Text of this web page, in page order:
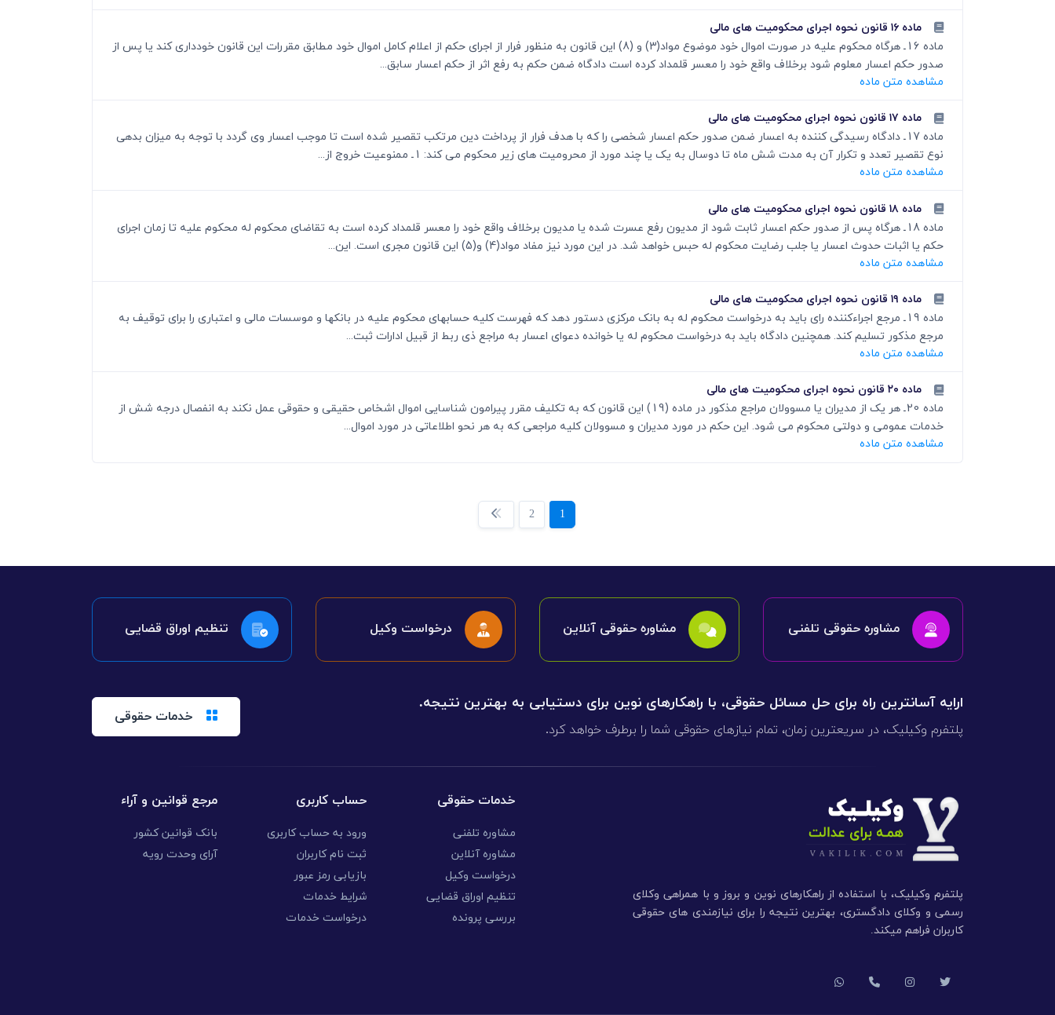
ماده ۱۶ قانون نحوه اجرای محکومیت های مالی
ماده 16ـ هرگاه محکوم علیه در صورت اموال خود موضوع مواد(3) و (8) این قانون به منظور فرار از اجرای حکم از اعلام کامل اموال خود مطابق مقررات این قانون خودداری کند یا پس از
صدور حکم اعسار معلوم شود برخلاف واقع خود را معسر قلمداد کرده است دادگاه ضمن حکم به رفع اثر از حکم اعسار سابق...
مشاهده متن ماده
ماده ۱۷ قانون نحوه اجرای محکومیت های مالی
ماده 17ـ دادگاه رسیدگی کننده به اعسار ضمن صدور حکم اعسار شخصی را که با هدف فرار از پرداخت دین مرتکب تقصیر شده است تا موجب اعسار وی گردد با توجه به میزان بدهی
نوع تقصیر تعدد و تکرار آن به مدت شش ماه تا دوسال به یک یا چند مورد از محرومیت های زیر محکوم می کند: 1ـ ممنوعیت خروج از...
مشاهده متن ماده
ماده ۱۸ قانون نحوه اجرای محکومیت های مالی
ماده 18ـ هرگاه پس از صدور حکم اعسار ثابت شود از مدیون رفع عسرت شده یا مدیون برخلاف واقع خود را معسر قلمداد کرده است به تقاضای محکوم له محکوم علیه تا زمان اجرای
حکم یا اثبات حدوث اعسار یا جلب رضایت محکوم له حبس خواهد شد. در این مورد نیز مفاد مواد(4) و(5) این قانون مجری است. این...
مشاهده متن ماده
ماده ۱۹ قانون نحوه اجرای محکومیت های مالی
ماده 19ـ مرجع اجراءکننده رای باید به درخواست محکوم له به بانک مرکزی دستور دهد که فهرست کلیه حسابهای محکوم علیه در بانکها و موسسات مالی و اعتباری را برای توقیف به
مرجع مذکور تسلیم کند. همچنین دادگاه باید به درخواست محکوم له یا خوانده دعوای اعسار به مراجع ذی ربط از قبیل ادارات ثبت...
مشاهده متن ماده
ماده ۲۰ قانون نحوه اجرای محکومیت های مالی
ماده 20ـ هر یک از مدیران یا مسوولان مراجع مذکور در ماده (19) این قانون که به تکلیف مقرر پیرامون شناسایی اموال اشخاص حقیقی و حقوقی عمل نکند به انفصال درجه شش از
خدمات عمومی و دولتی محکوم می شود. این حکم در مورد مدیران و مسوولان کلیه مراجعی که به هر نحو اطلاعاتی در مورد اموال...
مشاهده متن ماده
2 1
مشاوره حقوقی تلفنی مشاوره حقوقی آنلاین درخواست وکیل تنظیم اوراق قضایی
ارایه آسانترین راه برای حل مسائل حقوقی، با راهکارهای نوین برای دستیابی به بهترین نتیجه.
پلتفرم وکیلیک، در سریعترین زمان، تمام نیازهای حقوقی شما را برطرف خواهد کرد.
خدمات حقوقی
پلتفرم وکیلیک، با استفاده از راهکارهای نوین و بروز و با همراهی وکلای
رسمی و وکلای دادگستری، بهترین نتیجه را برای نیازمندی های حقوقی
کاربران فراهم میکند.
خدمات حقوقی
مشاوره تلفنی
مشاوره آنلاین
درخواست وکیل
تنظیم اوراق قضایی
بررسی پرونده
حساب کاربری
ورود به حساب کاربری
ثبت نام کاربران
بازیابی رمز عبور
شرایط خدمات
درخواست خدمات
مرجع قوانین و آراء
بانک قوانین کشور
آرای وحدت رویه